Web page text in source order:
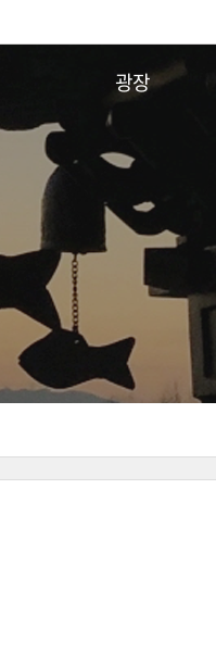
광장
시설배치도
동영상
연령대조표
법화경의 일곱가지 비유